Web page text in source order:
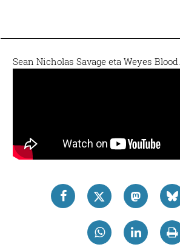
Sean Nicholas Savage eta Weyes Blood.